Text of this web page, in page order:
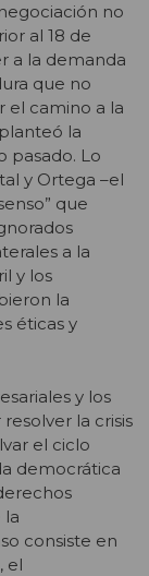
no
al 18 de
a la demanda
que no
el camino a la
la
pasado. Lo
y Ortega –el
que
a la
y los
la
éticas y
y los
la crisis
el ciclo
democrática
la
consiste en
el